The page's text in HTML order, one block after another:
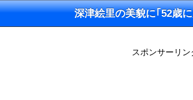
深津絵里の美貌に｢52歳
スポンサーリン